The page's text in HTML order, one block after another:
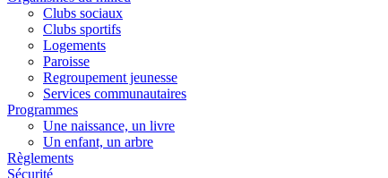
Clubs sociaux
Clubs sportifs
Logements
Paroisse
Regroupement jeunesse
Services communautaires
Programmes
Une naissance, un livre
Un enfant, un arbre
Règlements
Sécurité